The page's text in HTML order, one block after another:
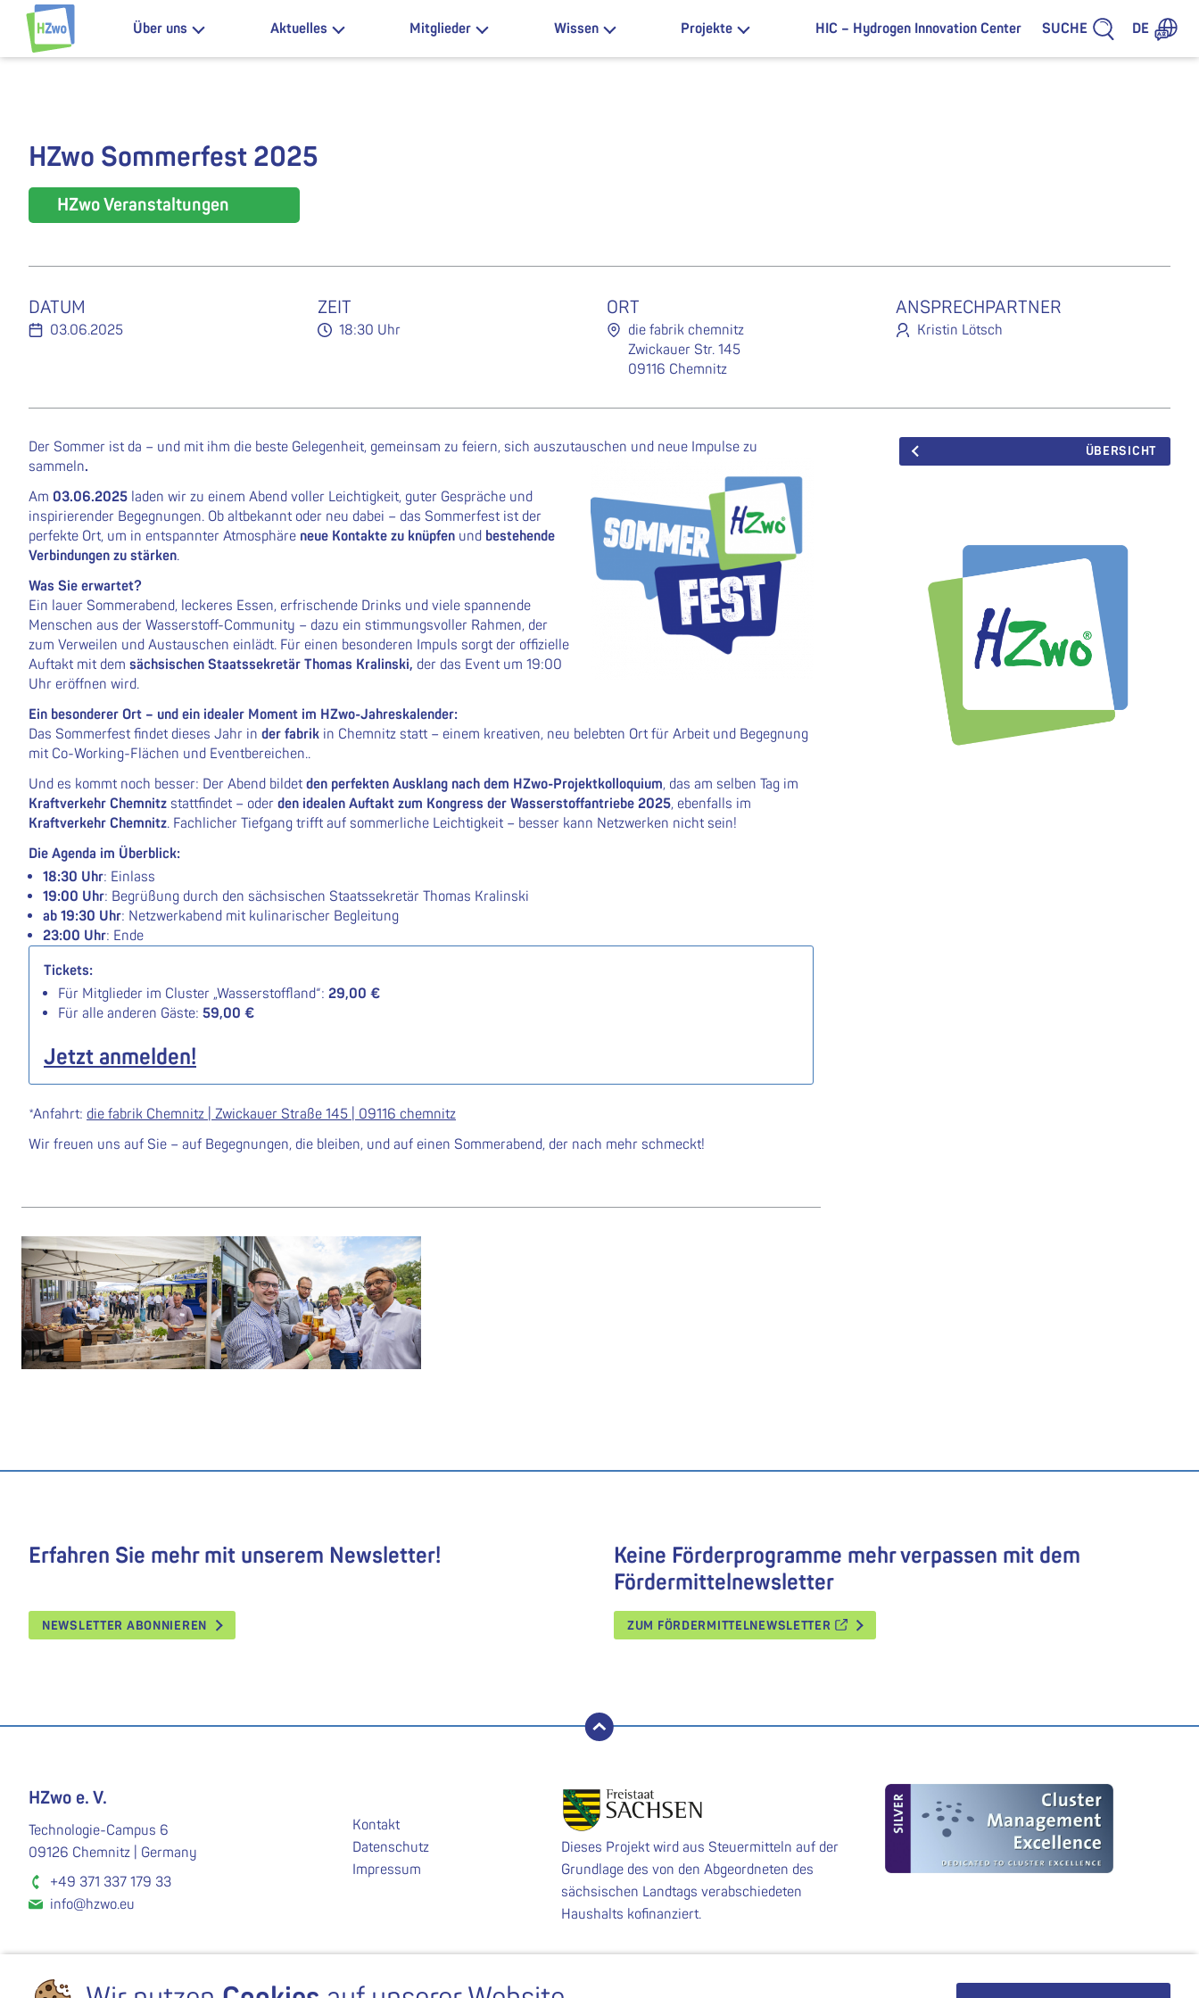
Zum Inhalt springen
HZwo – Antrieb für Sachsen
Über uns Aktuelles Mitglieder Wissen Projekte HIC – Hydrogen Innovation Center SUCHE DE
HZwo Sommerfest 2025
HZwo Veranstaltungen
DATUM
03.06.2025
ZEIT
18:30 Uhr
ORT
die fabrik chemnitz
Zwickauer Str. 145
09116 Chemnitz
ANSPRECHPARTNER
Kristin Lötsch
ÜBERSICHT
Der Sommer ist da – und mit ihm die beste Gelegenheit, gemeinsam zu feiern, sich auszutauschen und neue Impulse zu
sammeln.
Am 03.06.2025 laden wir zu einem Abend voller Leichtigkeit, guter Gespräche und
inspirierender Begegnungen. Ob altbekannt oder neu dabei – das Sommerfest ist der
perfekte Ort, um in entspannter Atmosphäre neue Kontakte zu knüpfen und bestehende
Verbindungen zu stärken.
Was Sie erwartet?
Ein lauer Sommerabend, leckeres Essen, erfrischende Drinks und viele spannende
Menschen aus der Wasserstoff-Community – dazu ein stimmungsvoller Rahmen, der
zum Verweilen und Austauschen einlädt. Für einen besonderen Impuls sorgt der offizielle
Auftakt mit dem sächsischen Staatssekretär Thomas Kralinski, der das Event um 19:00
Uhr eröffnen wird.
Ein besonderer Ort – und ein idealer Moment im HZwo-Jahreskalender:
Das Sommerfest findet dieses Jahr in der fabrik in Chemnitz statt – einem kreativen, neu belebten Ort für Arbeit und Begegnung
mit Co-Working-Flächen und Eventbereichen..
Und es kommt noch besser: Der Abend bildet den perfekten Ausklang nach dem HZwo-Projektkolloquium, das am selben Tag im
Kraftverkehr Chemnitz stattfindet – oder den idealen Auftakt zum Kongress der Wasserstoffantriebe 2025, ebenfalls im
Kraftverkehr Chemnitz. Fachlicher Tiefgang trifft auf sommerliche Leichtigkeit – besser kann Netzwerken nicht sein!
Die Agenda im Überblick:
18:30 Uhr: Einlass
19:00 Uhr: Begrüßung durch den sächsischen Staatssekretär Thomas Kralinski
ab 19:30 Uhr: Netzwerkabend mit kulinarischer Begleitung
23:00 Uhr: Ende
Tickets:
Für Mitglieder im Cluster „Wasserstoffland“: 29,00 €
Für alle anderen Gäste: 59,00 €
Jetzt anmelden!
*Anfahrt: die fabrik Chemnitz | Zwickauer Straße 145 | 09116 chemnitz
Wir freuen uns auf Sie – auf Begegnungen, die bleiben, und auf einen Sommerabend, der nach mehr schmeckt!
Erfahren Sie mehr mit unserem Newsletter!
NEWSLETTER ABONNIEREN
Keine Förderprogramme mehr verpassen mit dem
Fördermittelnewsletter
ZUM FÖRDERMITTELNEWSLETTER
nach oben
HZwo e. V.
Technologie-Campus 6
09126 Chemnitz | Germany
+49 371 337 179 33
info@hzwo.eu
Kontakt
Datenschutz
Impressum
Dieses Projekt wird aus Steuermitteln auf der
Grundlage des von den Abgeordneten des
sächsischen Landtags verabschiedeten
Haushalts kofinanziert.